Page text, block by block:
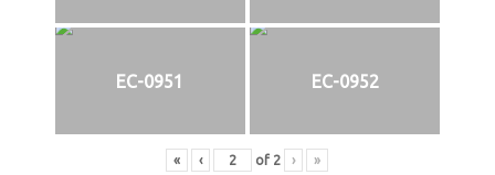
EC-0951 EC-0952
« ‹ of 2 › »